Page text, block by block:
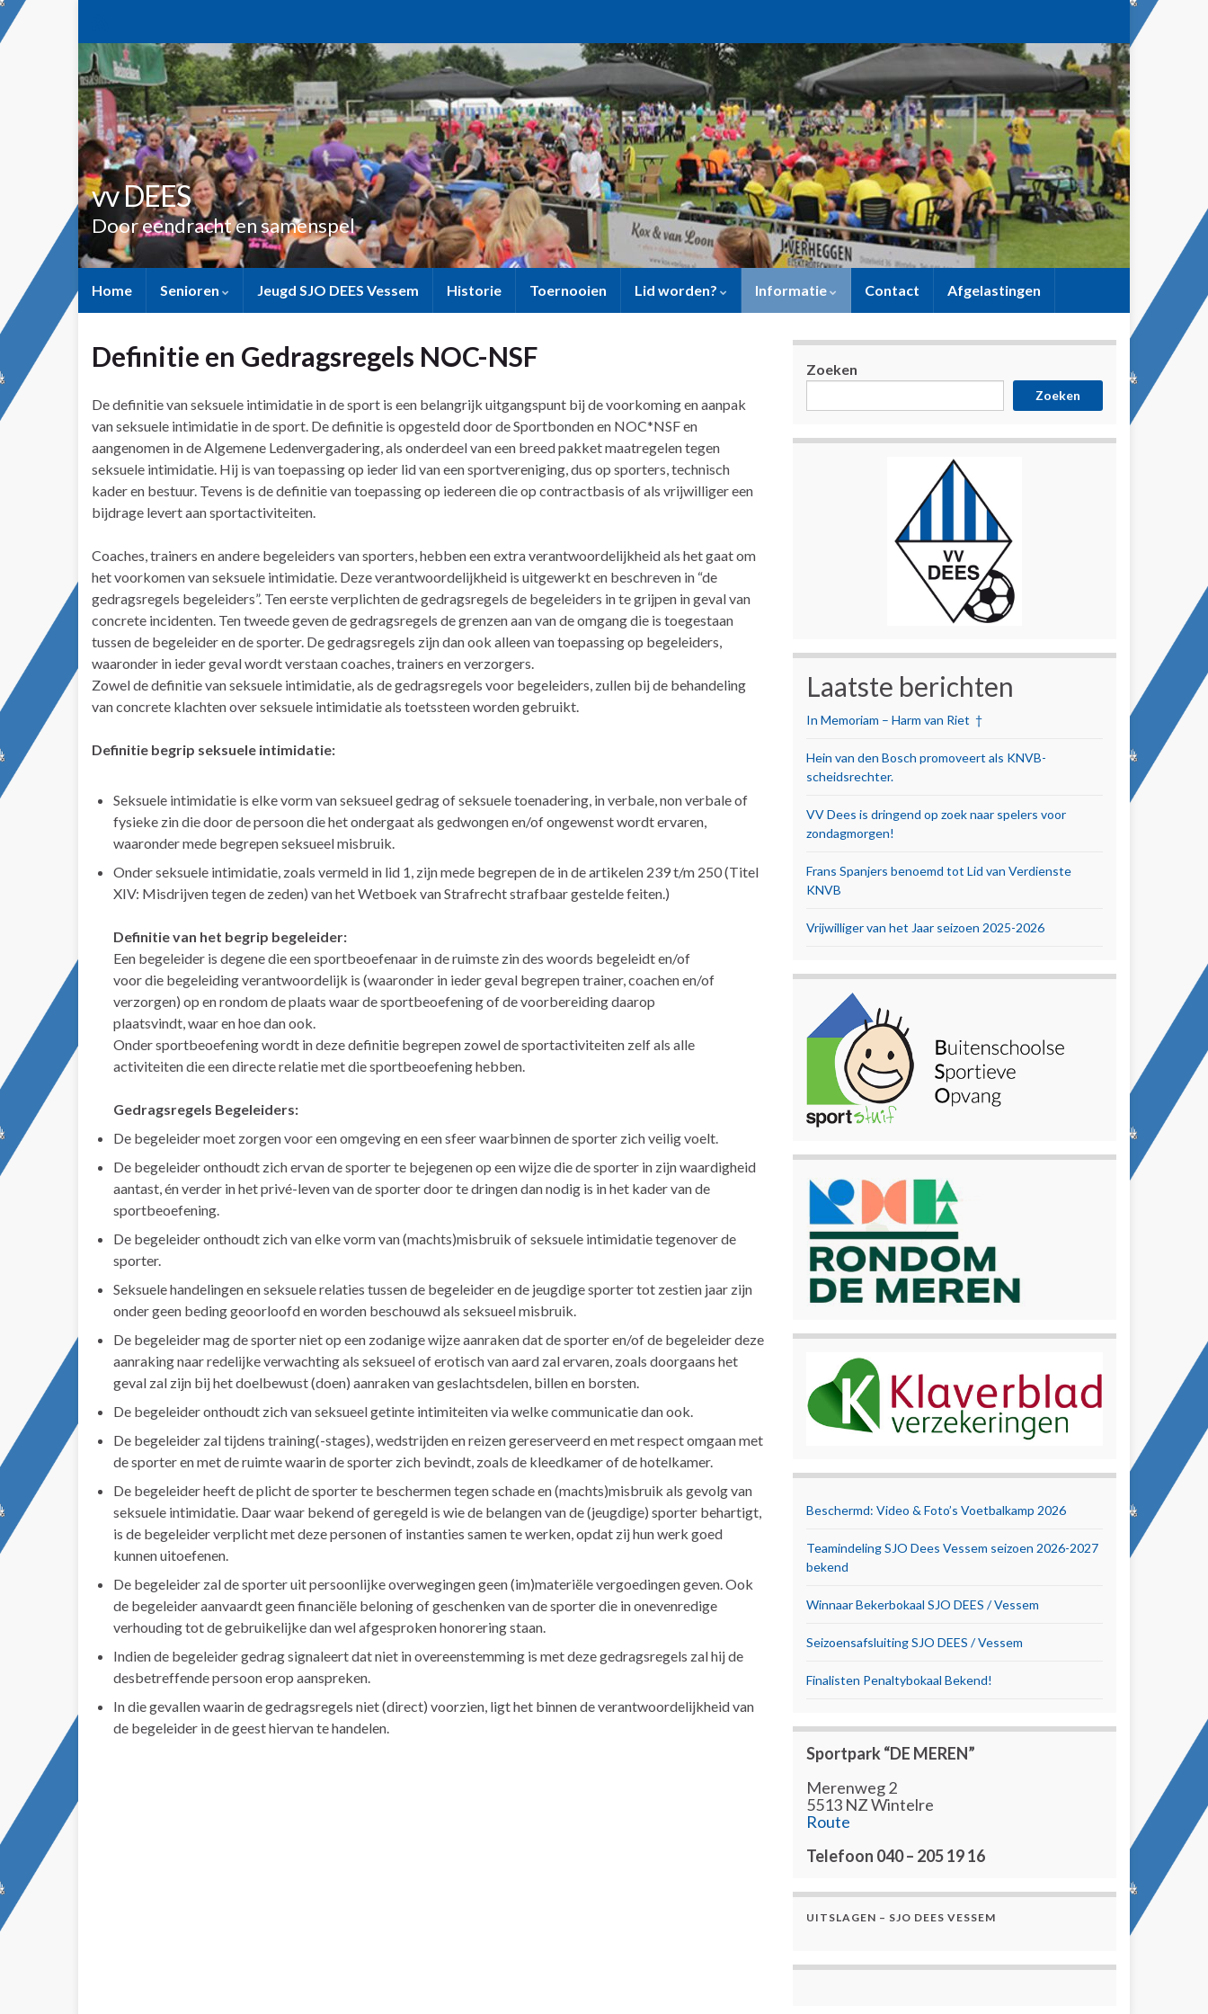
vv DEES
Door eendracht en samenspel
Home Senioren Jeugd SJO DEES Vessem Historie Toernooien Lid worden? Informatie Contact Afgelastingen
Definitie en Gedragsregels NOC-NSF
De definitie van seksuele intimidatie in de sport is een belangrijk uitgangspunt bij de voorkoming en aanpak
van seksuele intimidatie in de sport. De definitie is opgesteld door de Sportbonden en NOC*NSF en
aangenomen in de Algemene Ledenvergadering, als onderdeel van een breed pakket maatregelen tegen
seksuele intimidatie. Hij is van toepassing op ieder lid van een sportvereniging, dus op sporters, technisch
kader en bestuur. Tevens is de definitie van toepassing op iedereen die op contractbasis of als vrijwilliger een
bijdrage levert aan sportactiviteiten.
Coaches, trainers en andere begeleiders van sporters, hebben een extra verantwoordelijkheid als het gaat om
het voorkomen van seksuele intimidatie. Deze verantwoordelijkheid is uitgewerkt en beschreven in “de
gedragsregels begeleiders”. Ten eerste verplichten de gedragsregels de begeleiders in te grijpen in geval van
concrete incidenten. Ten tweede geven de gedragsregels de grenzen aan van de omgang die is toegestaan
tussen de begeleider en de sporter. De gedragsregels zijn dan ook alleen van toepassing op begeleiders,
waaronder in ieder geval wordt verstaan coaches, trainers en verzorgers.
Zowel de definitie van seksuele intimidatie, als de gedragsregels voor begeleiders, zullen bij de behandeling
van concrete klachten over seksuele intimidatie als toetssteen worden gebruikt.
Definitie begrip seksuele intimidatie:
Seksuele intimidatie is elke vorm van seksueel gedrag of seksuele toenadering, in verbale, non verbale of
fysieke zin die door de persoon die het ondergaat als gedwongen en/of ongewenst wordt ervaren,
waaronder mede begrepen seksueel misbruik.
Onder seksuele intimidatie, zoals vermeld in lid 1, zijn mede begrepen de in de artikelen 239 t/m 250 (Titel
XIV: Misdrijven tegen de zeden) van het Wetboek van Strafrecht strafbaar gestelde feiten.)
Definitie van het begrip begeleider:
Een begeleider is degene die een sportbeoefenaar in de ruimste zin des woords begeleidt en/of
voor die begeleiding verantwoordelijk is (waaronder in ieder geval begrepen trainer, coachen en/of
verzorgen) op en rondom de plaats waar de sportbeoefening of de voorbereiding daarop
plaatsvindt, waar en hoe dan ook.
Onder sportbeoefening wordt in deze definitie begrepen zowel de sportactiviteiten zelf als alle
activiteiten die een directe relatie met die sportbeoefening hebben.
Gedragsregels Begeleiders:
De begeleider moet zorgen voor een omgeving en een sfeer waarbinnen de sporter zich veilig voelt.
De begeleider onthoudt zich ervan de sporter te bejegenen op een wijze die de sporter in zijn waardigheid
aantast, én verder in het privé-leven van de sporter door te dringen dan nodig is in het kader van de
sportbeoefening.
De begeleider onthoudt zich van elke vorm van (machts)misbruik of seksuele intimidatie tegenover de
sporter.
Seksuele handelingen en seksuele relaties tussen de begeleider en de jeugdige sporter tot zestien jaar zijn
onder geen beding geoorloofd en worden beschouwd als seksueel misbruik.
De begeleider mag de sporter niet op een zodanige wijze aanraken dat de sporter en/of de begeleider deze
aanraking naar redelijke verwachting als seksueel of erotisch van aard zal ervaren, zoals doorgaans het
geval zal zijn bij het doelbewust (doen) aanraken van geslachtsdelen, billen en borsten.
De begeleider onthoudt zich van seksueel getinte intimiteiten via welke communicatie dan ook.
De begeleider zal tijdens training(-stages), wedstrijden en reizen gereserveerd en met respect omgaan met
de sporter en met de ruimte waarin de sporter zich bevindt, zoals de kleedkamer of de hotelkamer.
De begeleider heeft de plicht de sporter te beschermen tegen schade en (machts)misbruik als gevolg van
seksuele intimidatie. Daar waar bekend of geregeld is wie de belangen van de (jeugdige) sporter behartigt,
is de begeleider verplicht met deze personen of instanties samen te werken, opdat zij hun werk goed
kunnen uitoefenen.
De begeleider zal de sporter uit persoonlijke overwegingen geen (im)materiële vergoedingen geven. Ook
de begeleider aanvaardt geen financiële beloning of geschenken van de sporter die in onevenredige
verhouding tot de gebruikelijke dan wel afgesproken honorering staan.
Indien de begeleider gedrag signaleert dat niet in overeenstemming is met deze gedragsregels zal hij de
desbetreffende persoon erop aanspreken.
In die gevallen waarin de gedragsregels niet (direct) voorzien, ligt het binnen de verantwoordelijkheid van
de begeleider in de geest hiervan te handelen.
Zoeken
Zoeken
Laatste berichten
In Memoriam – Harm van Riet †
Hein van den Bosch promoveert als KNVB-
scheidsrechter.
VV Dees is dringend op zoek naar spelers voor
zondagmorgen!
Frans Spanjers benoemd tot Lid van Verdienste
KNVB
Vrijwilliger van het Jaar seizoen 2025-2026
Beschermd: Video & Foto’s Voetbalkamp 2026
Teamindeling SJO Dees Vessem seizoen 2026-2027
bekend
Winnaar Bekerbokaal SJO DEES / Vessem
Seizoensafsluiting SJO DEES / Vessem
Finalisten Penaltybokaal Bekend!
Sportpark “DE MEREN”
Merenweg 2
5513 NZ Wintelre
Route
Telefoon 040 – 205 19 16
UITSLAGEN – SJO DEES VESSEM